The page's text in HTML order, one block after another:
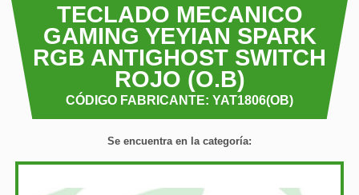
TECLADO MECANICO
GAMING YEYIAN SPARK
RGB ANTIGHOST SWITCH
ROJO (O.B)
CÓDIGO FABRICANTE: YAT1806(OB)
Se encuentra en la categoría: